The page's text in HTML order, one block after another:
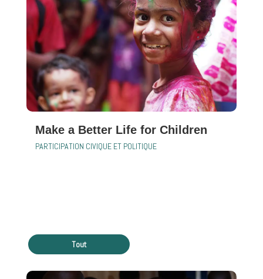
Make a Better Life for Children
PARTICIPATION CIVIQUE ET POLITIQUE
Tout